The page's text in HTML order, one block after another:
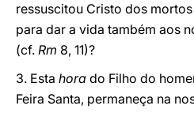
ressuscitou Cristo dos
para dar a vida também aos
(cf. Rm 8, 11)?
3. Esta hora do Filho do
Feira Santa, permaneça na